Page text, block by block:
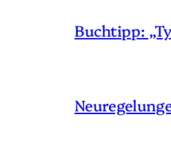
Buchtipp: